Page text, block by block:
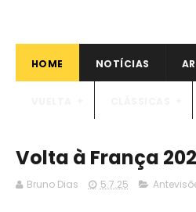
HOME NOTÍCIAS
Volta à França
Bruno Dias 5.7.25